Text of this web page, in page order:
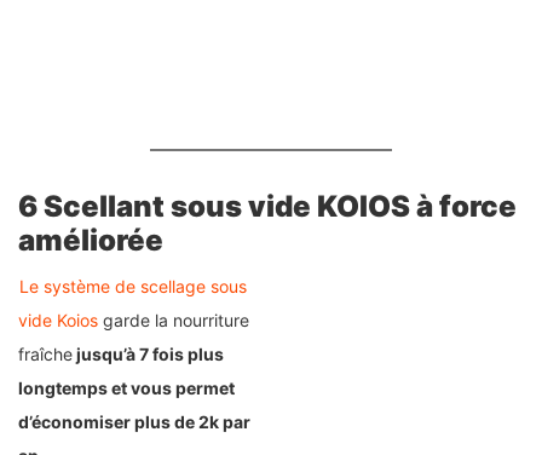
6 Scellant sous vide KOIOS à force
améliorée
Le système de scellage sous
vide Koios garde la nourriture
fraîchejusqu’à 7 fois plus
longtemps et vous permet
d’économiser plus de 2k par